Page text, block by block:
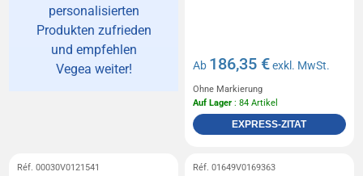
personalisierten
Produkten zufrieden
und empfehlen
Vegea weiter!
Ab 186,35 €exkl. MwSt.
Ohne Markierung
Auf Lager : 84 Artikel
EXPRESS-ZITAT
Réf. 00030V0121541 Réf. 01649V0169363